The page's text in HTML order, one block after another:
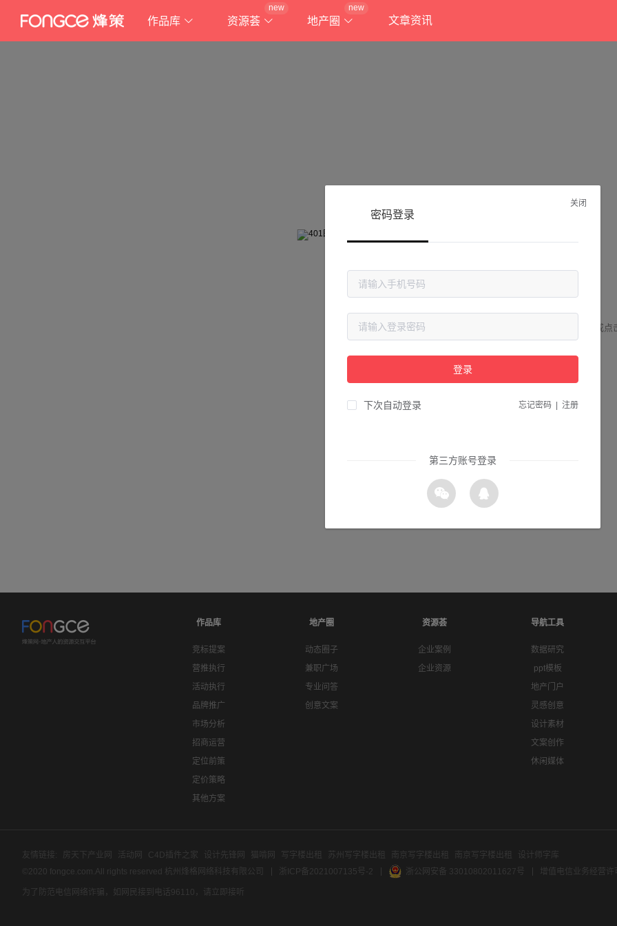
作品库 资源荟
new
地产圈
new
文章资讯
抱歉!
请检查您输入的网址是否正确，或点
作品库
竞标提案
营推执行
活动执行
品牌推广
市场分析
招商运营
定位前策
定价策略
其他方案
地产圈
动态圈子
兼职广场
专业问答
创意文案
资源荟
企业案例
企业资源
导航工具
数据研究
ppt模板
地产门户
灵感创意
设计素材
文案创作
休闲媒体
友情链接: 房天下产业网 活动网 C4D插件之家 设计先锋网 猫啃网 写字楼出租 苏州写字楼出租 南京写字楼出租 南京写字楼出租
设计师字库
©2020 fongce.com.All rights reserved 杭州烽格网络科技有限公司
浙ICP备2021007135号-2 浙公网安备 33010802011627号 增值电信业务经营
为了防范电信网络诈骗，如网民接到电话96110，请立即接听
关闭
密码登录
登录
下次自动登录 忘记密码 注册
第三方账号登录